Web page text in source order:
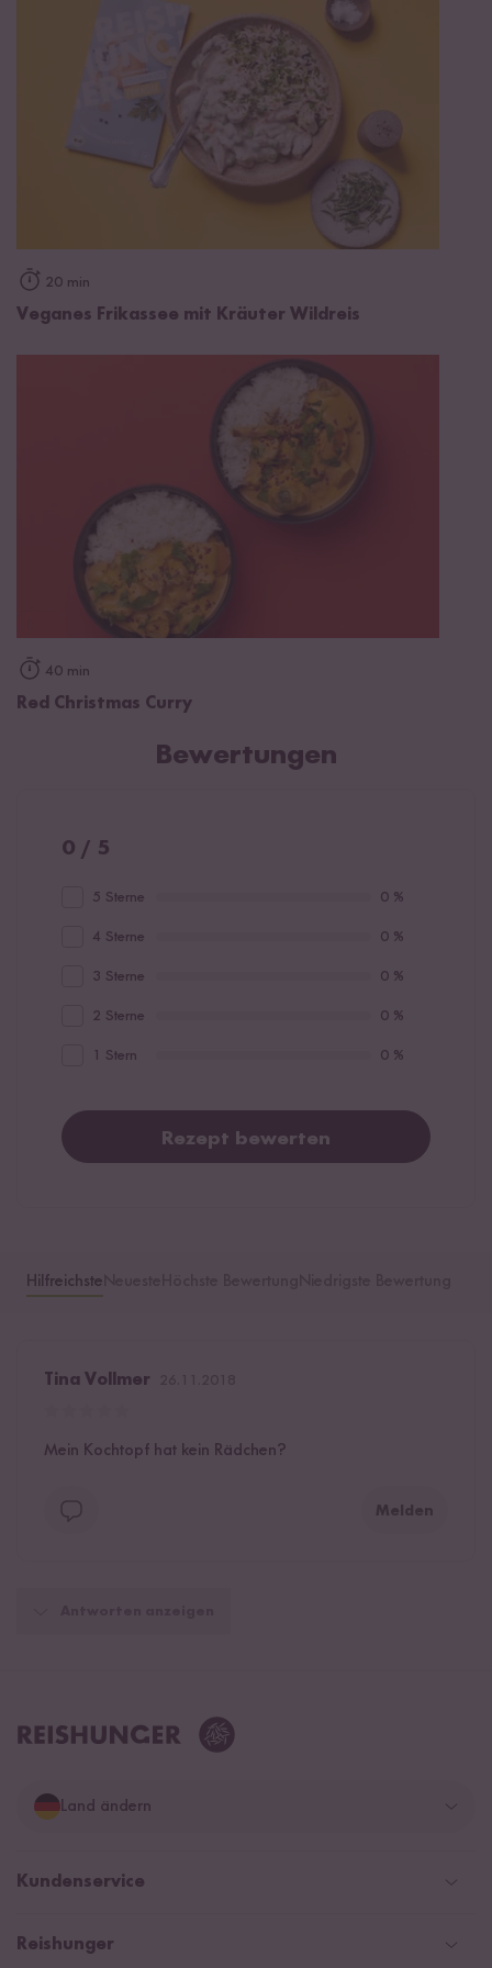
20 min
Veganes Frikassee mit Kräuter Wildreis
40 min
Red Christmas Curry
Bewertungen
0 / 5
5 Sterne 0 %
4 Sterne 0 %
3 Sterne 0 %
2 Sterne 0 %
1 Stern 0 %
Rezept bewerten
Hilfreichste
Tina Vollmer
Mein Kochtopf hat kein Rädchen?
Melden
Land ändern
Deutschland
Kundenservice
Help Center & FAQ
Reishunger